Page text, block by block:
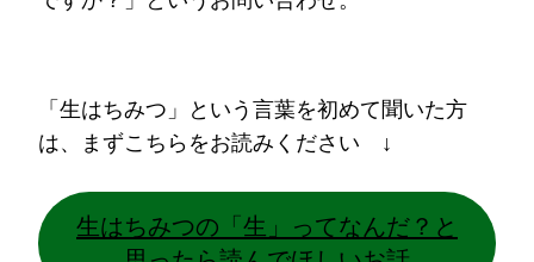
「生はちみつ」という言葉を初めて聞いた方
は、まずこちらをお読みください ↓
生はちみつの「生」ってなんだ？と